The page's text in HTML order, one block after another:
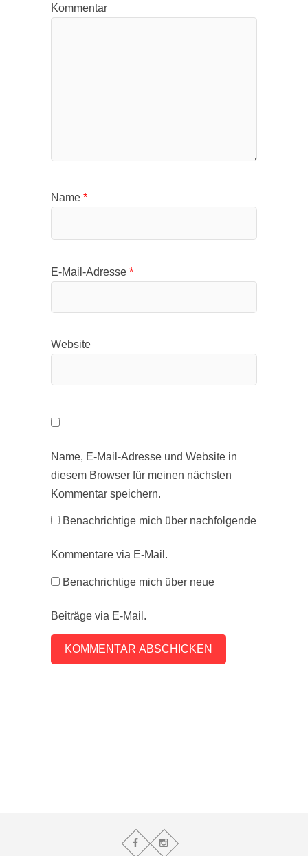
Kommentar
Name *
E-Mail-Adresse *
Website
Name, E-Mail-Adresse und Website in
diesem Browser für meinen nächsten
Kommentar speichern.
Benachrichtige mich über nachfolgende
Kommentare via E-Mail.
Benachrichtige mich über neue
Beiträge via E-Mail.